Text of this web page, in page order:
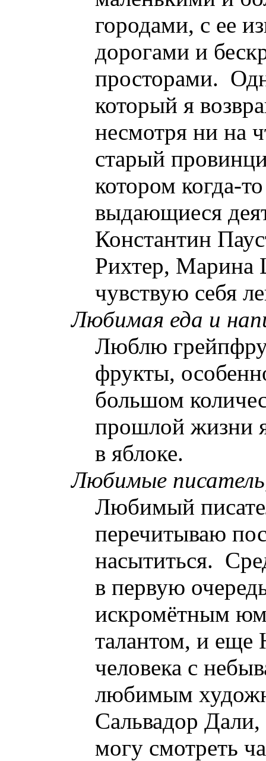
городами, с ее
дорогами и
просторами.
который я
несмотря ни на
старый
котором когда-
выдающиеся
Константин
Рихтер, Марина
чувствую себя
Любимая еда и
Люблю
фрукты,
большом
прошлой жизни
в яблоке.
Любимые
Любимый
перечитываю
насытиться.
в первую
искромётным
талантом, и еще
человека с
любимым
Сальвадор Дали,
могу смотреть